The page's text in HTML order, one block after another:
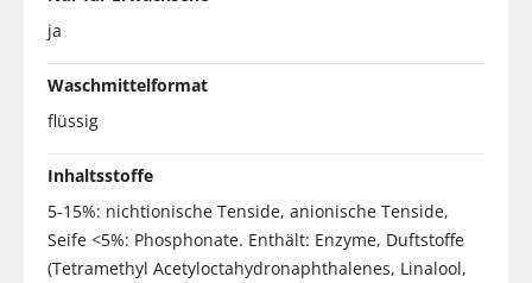
ja
Waschmittelformat
flüssig
Inhaltsstoffe
5-15%: nichtionische Tenside, anionische Tenside,
Seife <5%: Phosphonate. Enthält: Enzyme, Duftstoffe
(Tetramethyl Acetyloctahydronaphthalenes, Linalool,